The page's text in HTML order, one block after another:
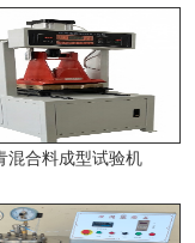
混合料成型试验机